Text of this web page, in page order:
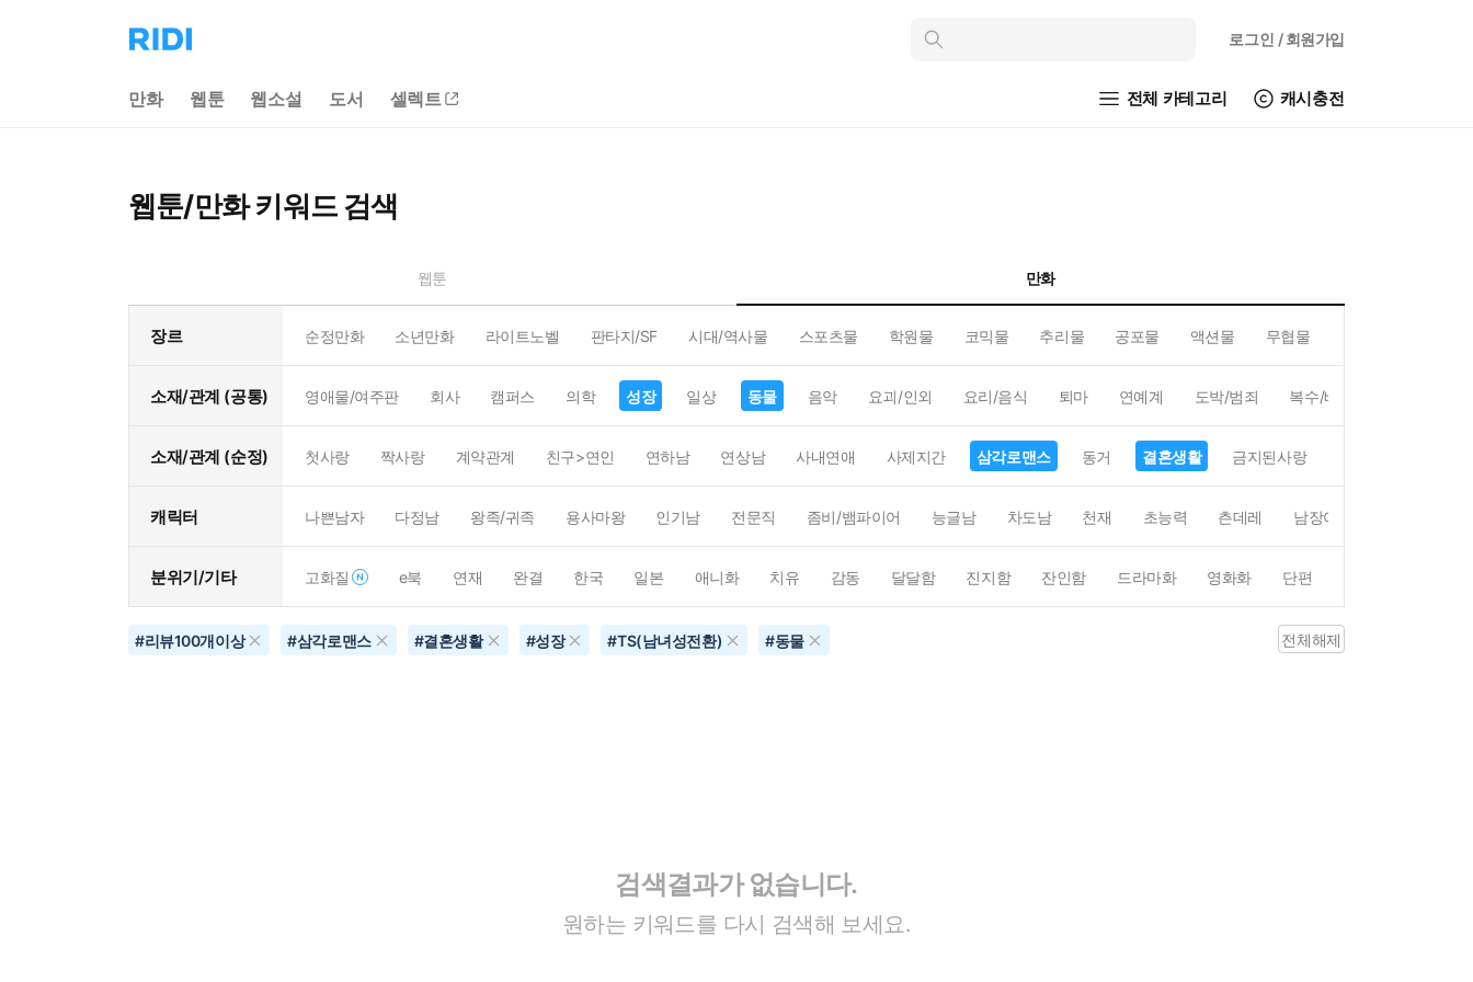
리
디
으
인
로그인 / 회원가입
만화 웹툰 웹소설 도서 셀렉트 전체 카테고리 캐시충전
웹툰/만화 키워드 검색
웹툰 만화
장르 순정만화 소년만화 라이트노벨 판타지/SF 시대/역사물 스포츠물 학원물 코믹물 추리물 공포물 액션물 무협물
소재/관계 (공통) 영애물/여주판 회사 캠퍼스 의학 성장 일상 동물 음악 요괴/인외 요리/음식 퇴마 연예계 도박/범죄 복수/배신
소재/관계 (순정) 첫사랑 짝사랑 계약관계 친구>연인 연하남 연상남 사내연애 사제지간 삼각로맨스 동거 결혼생활 금지된사랑
캐릭터 나쁜남자 다정남 왕족/귀족 용사마왕 인기남 전문직 좀비/뱀파이어 능글남 차도남 천재 초능력 츤데레 남장여자
분위기/기타 고화질 e북 연재 완결 한국 일본 애니화 치유 감동 달달함 진지함 잔인함 드라마화 영화화 단편
#리뷰100개이상 #삼각로맨스 #결혼생활 #성장 #TS(남녀성전환) #동물 전체해제
검색결과가 없습니다.
원하는 키워드를 다시 검색해 보세요.